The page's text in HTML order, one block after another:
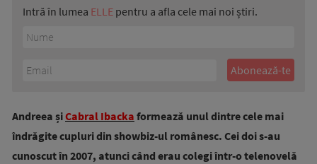
Intră în lumea ELLE pentru a afla cele mai noi știri.
Andreea șiCabral Ibacka formează unul dintre cele mai
îndrăgite cupluri din showbiz-ul românesc. Cei doi s-au
cunoscut în 2007, atunci când erau colegi într-o telenovelă